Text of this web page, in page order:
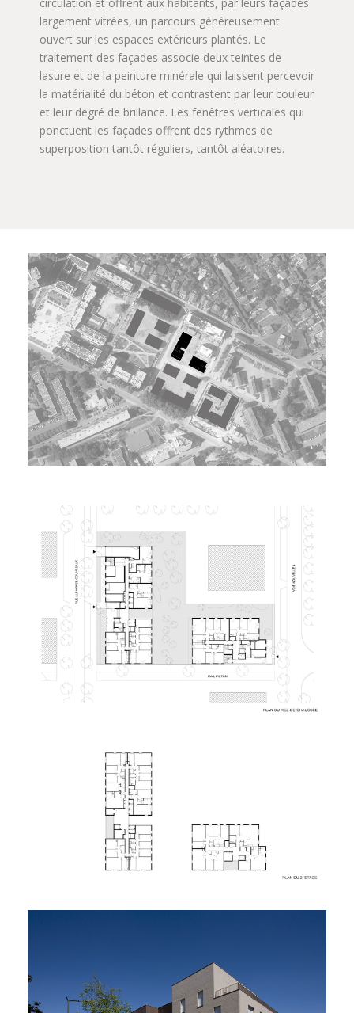
largement vitrées, un parcours généreusement
ouvert sur les espaces extérieurs plantés. Le
traitement des façades associe deux teintes de
lasure et de la peinture minérale qui laissent percevoir
la matérialité du béton et contrastent par leur couleur
et leur degré de brillance. Les fenêtres verticales qui
ponctuent les façades offrent des rythmes de
superposition tantôt réguliers, tantôt aléatoires.